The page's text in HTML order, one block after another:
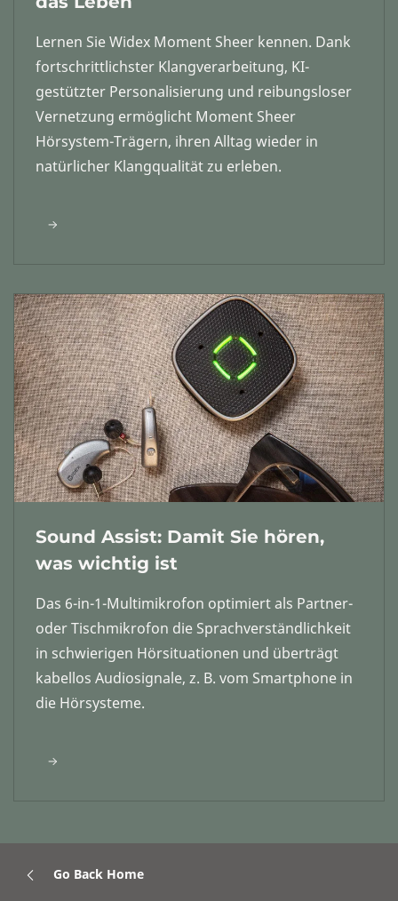
Lernen Sie Widex Moment Sheer kennen. Dank
fortschrittlichster Klangverarbeitung, KI-
gestützter Personalisierung und reibungsloser
Vernetzung ermöglicht Moment Sheer
Hörsystem-Trägern, ihren Alltag wieder in
natürlicher Klangqualität zu erleben.
Sound Assist: Damit Sie hören,
was wichtig ist
Das 6-in-1-Multimikrofon optimiert als Partner-
oder Tischmikrofon die Sprachverständlichkeit
in schwierigen Hörsituationen und überträgt
kabellos Audiosignale, z. B. vom Smartphone in
die Hörsysteme.
Go Back Home